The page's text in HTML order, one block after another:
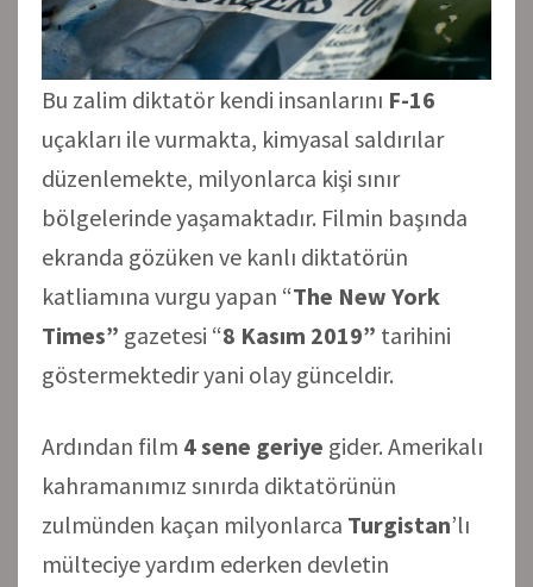
Bu zalim diktatör kendi insanlarını F-16
uçakları ile vurmakta, kimyasal saldırılar
düzenlemekte, milyonlarca kişi sınır
bölgelerinde yaşamaktadır. Filmin başında
ekranda gözüken ve kanlı diktatörün
katliamına vurgu yapan “The New York
Times” gazetesi “8 Kasım 2019” tarihini
göstermektedir yani olay günceldir.
Ardından film 4 sene geriye gider. Amerikalı
kahramanımız sınırda diktatörünün
zulmünden kaçan milyonlarca Turgistan’lı
mülteciye yardım ederken devletin